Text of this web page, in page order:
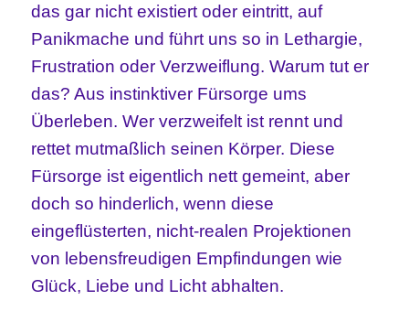
das gar nicht existiert oder eintritt, auf
Panikmache und führt uns so in Lethargie,
Frustration oder Verzweiflung. Warum tut er
das? Aus instinktiver Fürsorge ums
Überleben. Wer verzweifelt ist rennt und
rettet mutmaßlich seinen Körper. Diese
Fürsorge ist eigentlich nett gemeint, aber
doch so hinderlich, wenn diese
eingeflüsterten, nicht-realen Projektionen
von lebensfreudigen Empfindungen wie
Glück, Liebe und Licht abhalten.